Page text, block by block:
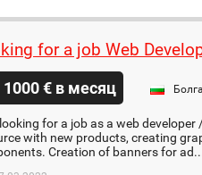
for a job Web
1000 € в месяц
for a job as a web
with new products, creating
Creation of banners for